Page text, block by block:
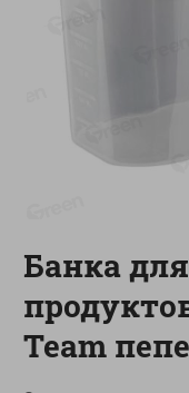
Показано 1-14 из 78
Каталог товаров
Банка
Team